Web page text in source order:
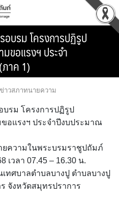
อบรม โครงการปฏิรูป
ขอแรงฯ ประจำ
าค 1)
ข่าวสภาทนายความ
บรม โครงการปฏิรูป
อแรงฯ ประจำปีงบประมาณ
ยความในพระบรมราชูปถัมภ์
วลา 07.45 – 16.30 น.
ทศบาลตำบลบางปู ตำบลบางปู
จังหวัดสมุทรปราการ